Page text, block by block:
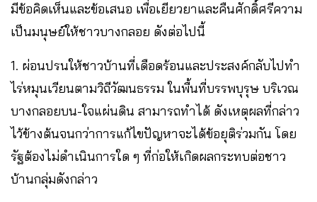
มีข้อคิดเห็นและข้อเสนอ เพื่อเยียวยาและคืนศักดิ์ศรีความ
เป็นมนุษย์ให้ชาวบางกลอย ดังต่อไปนี้
1. ผ่อนปรนให้ชาวบ้านที่เดือดร้อนและประสงค์กลับไปทำ
ไร่หมุนเวียนตามวิถีวัฒนธรรม ในพื้นที่บรรพบุรุษ บริเวณ
บางกลอยบน-ใจแผ่นดิน สามารถทำได้ ดังเหตุผลที่กล่าว
ไว้ข้างต้นจนกว่าการแก้ไขปัญหาจะได้ข้อยุติร่วมกัน โดย
รัฐต้องไม่ดำเนินการใด ๆ ที่ก่อให้เกิดผลกระทบต่อชาว
บ้านกลุ่มดังกล่าว